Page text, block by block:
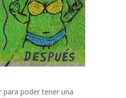
para poder tener una